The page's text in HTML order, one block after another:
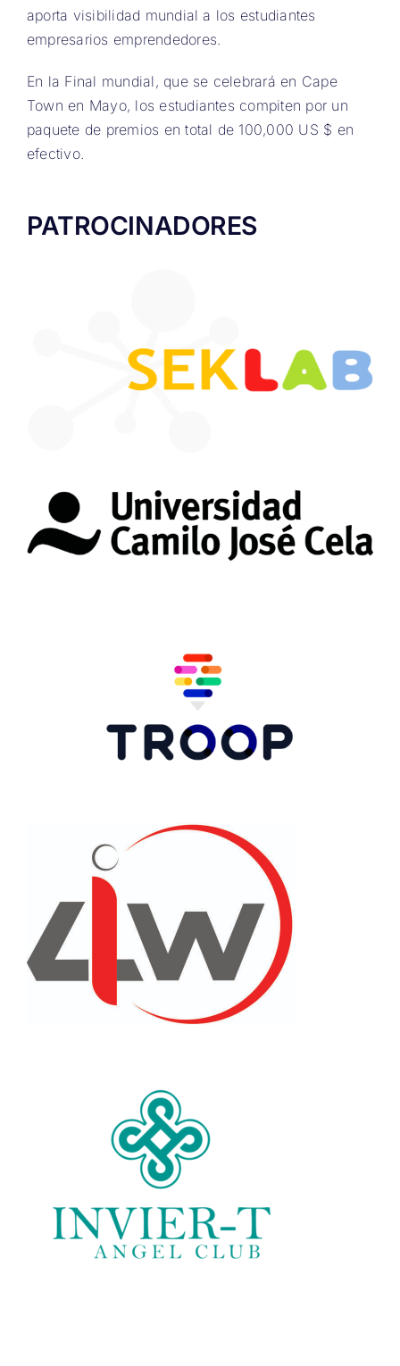
aporta visibilidad mundial a los estudiantes
empresarios emprendedores.
En la Final mundial, que se celebrará en Cape
Town en Mayo, los estudiantes compiten por un
paquete de premios en total de 100,000 US $ en
efectivo.
PATROCINADORES